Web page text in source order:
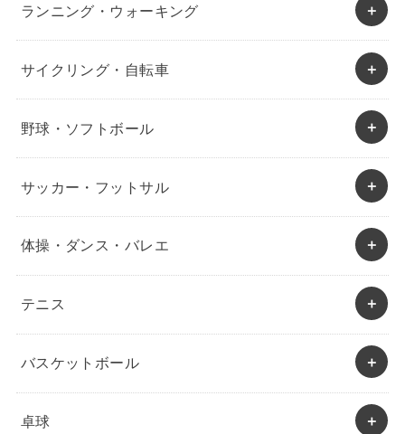
ランニング・ウォーキング
サイクリング・自転車
野球・ソフトボール
サッカー・フットサル
体操・ダンス・バレエ
テニス
バスケットボール
卓球